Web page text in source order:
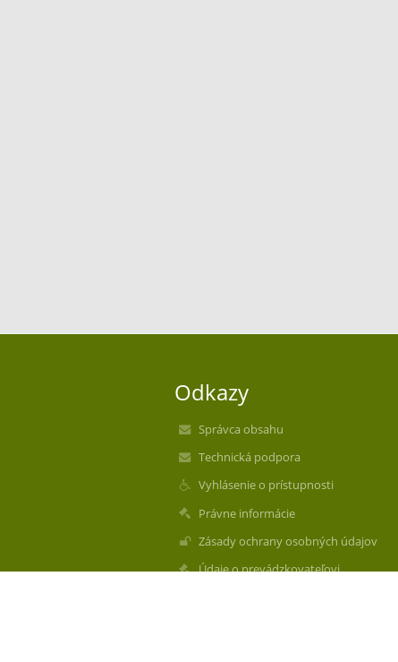
Odkazy
Správca obsahu
Technická podpora
Vyhlásenie o prístupnosti
Právne informácie
Zásady ochrany osobných údajov
Údaje o prevádzkovateľovi